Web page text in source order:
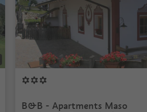
B&B - Apartments Maso